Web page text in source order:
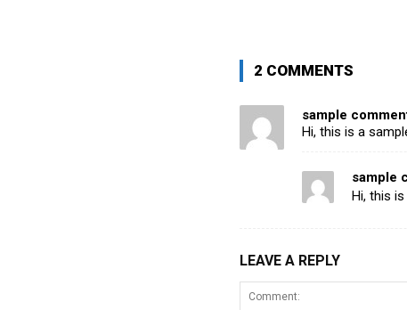
2 COMMENTS
sample
Hi, this is a
sample
Hi, this
LEAVE A REPLY